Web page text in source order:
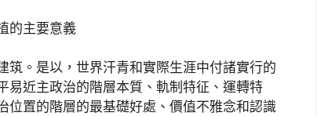
的主要意義
。是以，世界汗青和實際生涯中付諸實行的
易近主政治的階層本質、軌制特征、運轉特
位置的階層的最基礎好處、價值不雅念和認識